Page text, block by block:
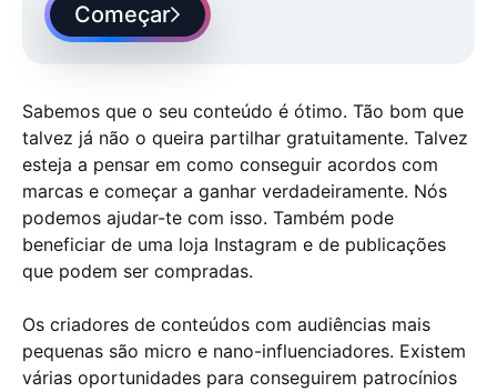
Começar
Sabemos que o seu conteúdo é ótimo. Tão bom que
talvez já não o queira partilhar gratuitamente. Talvez
esteja a pensar em como conseguir acordos com
marcas e começar a ganhar verdadeiramente. Nós
podemos ajudar-te com isso. Também pode
beneficiar de uma loja Instagram e de publicações
que podem ser compradas.
Os criadores de conteúdos com audiências mais
pequenas são micro e nano-influenciadores. Existem
várias oportunidades para conseguirem patrocínios